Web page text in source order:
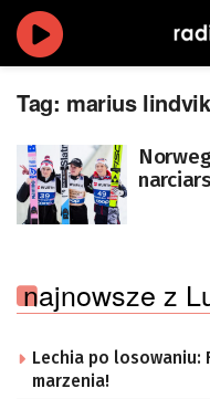
Tag: marius lindvik
najnowsze z
Lechia po losowaniu:
marzenia!